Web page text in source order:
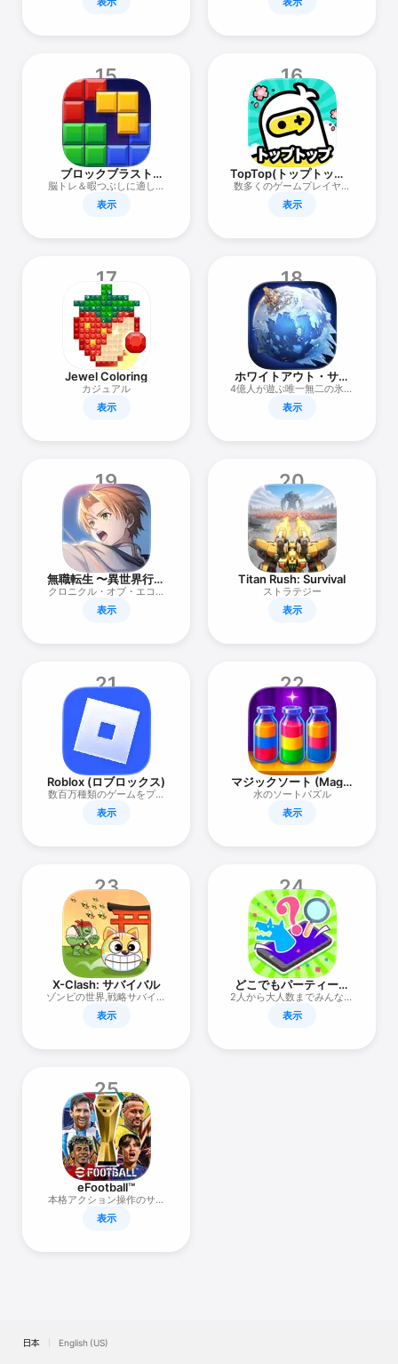
15
ブロックブラスト
(Block Blast)
脳トレ＆暇つぶしに適した
ブロックパズルゲームです
表示
16
TopTop(トップトップ):
サクッと遊んで、パッ
と友達
数多くのゲームプレイヤー
に選ばれています
表示
17
Jewel Coloring
カジュアル
表示
18
ホワイトアウト・サバ
イバル
4億人が遊ぶ唯一無二の氷雪
スマホゲーム
表示
19
無職転生 〜異世界行っ
たら本気だす〜 【クロ
エコ】
クロニクル・オブ・エコー
ズ
表示
20
Titan Rush: Survival
ストラテジー
表示
21
Roblox (ロブロックス)
数百万種類のゲームをプレ
イしよう
表示
22
マジックソート (Magic
Sort!)
水のソートパズル
表示
23
X-Clash: サバイバル
ゾンビの世界,戦略サバイバ
ルゲーム
表示
24
どこでもパーティーゲ
ーム「どこパ」：ワー
ドウルフオンライン
2人から大人数までみんなで
遊べるボードゲーム
表示
25
eFootball™
本格アクション操作のサッ
カー！ 最高のサッカーゲー
ムを体験！
表示
日本 English (US)